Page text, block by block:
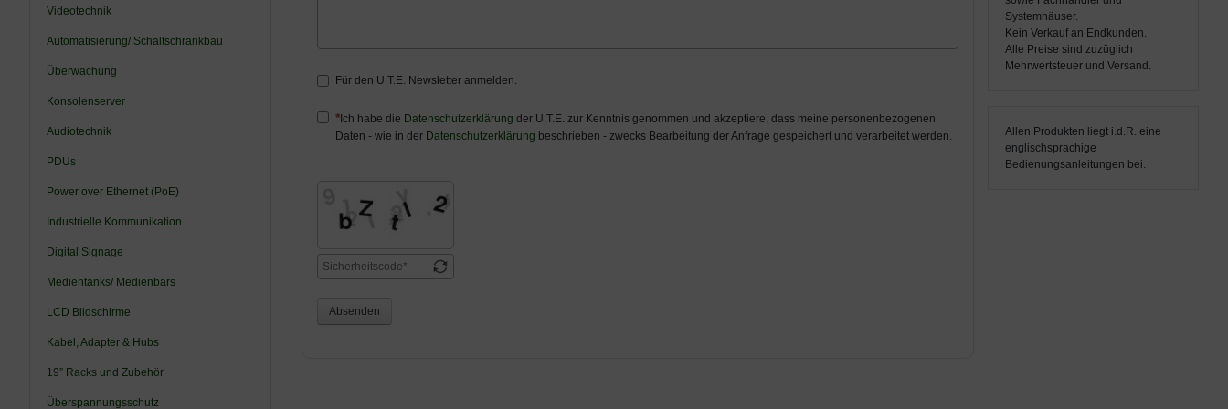
Videotechnik
Automatisierung/ Schaltschrankbau
Überwachung
Konsolenserver
Audiotechnik
PDUs
Power over Ethernet (PoE)
Industrielle Kommunikation
Digital Signage
Medientanks/ Medienbars
LCD Bildschirme
Kabel, Adapter & Hubs
19” Racks und Zubehör
Überspannungsschutz
Für den U.T.E. Newsletter anmelden.
Ich habe die Datenschutzerklärung der U.T.E. zur Kenntnis genommen und akzeptiere, dass meine personenbezogenen
Daten - wie in der Datenschutzerklärung beschrieben - zwecks Bearbeitung der Anfrage gespeichert und verarbeitet werden.
Absenden
Systemhäuser.
Kein Verkauf an Endkunden.
Alle Preise sind zuzüglich
Mehrwertsteuer und Versand.
Allen Produkten liegt i.d.R. eine
englischsprachige
Bedienungsanleitungen bei.